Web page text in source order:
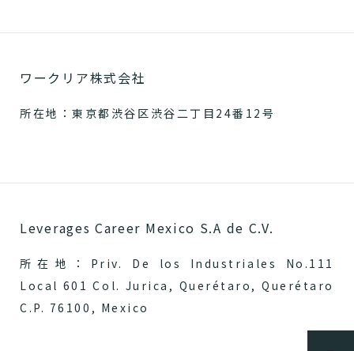
ワークリア株式会社
所在地：東京都渋谷区渋谷二丁目24番12号
Leverages Career Mexico S.A de C.V.
所在地：Priv. De los Industriales No.111
Local 601 Col. Jurica, Querétaro, Querétaro
C.P. 76100, Mexico